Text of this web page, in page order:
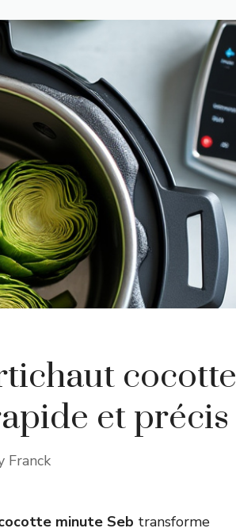
cocotte
et précis
Franck
minute Seb transforme